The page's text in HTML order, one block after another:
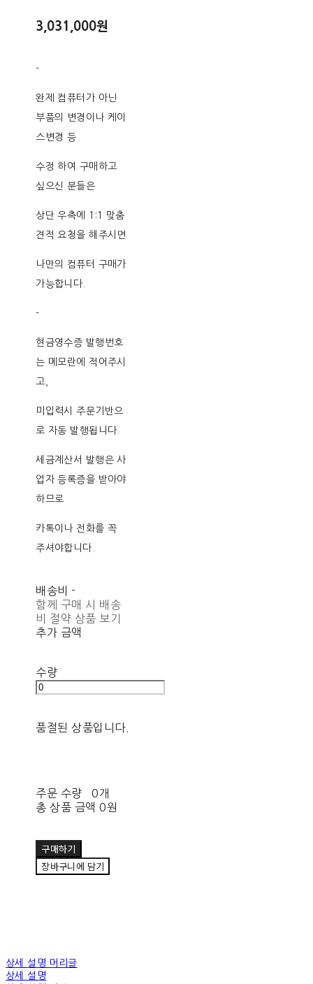
3,031,000원
-
완제 컴퓨터가 아닌
부품의 변경이나 케이
스변경 등
수정 하여 구매하고
싶으신 분들은
상단 우측에 1:1 맞춤
견적 요청을 해주시면
나만의 컴퓨터 구매가
가능합니다.
-
현금영수증 발행번호
는 메모란에 적어주시
고,
미입력시 주문기반으
로 자동 발행됩니다.
세금계산서 발행은 사
업자 등록증을 받아야
하므로
카톡이나 전화를 꼭
주셔야합니다.
배송비 -
함께 구매 시 배송
비 절약 상품 보기
추가 금액
수량
품절된 상품입니다.
주문 수량
0개
총 상품 금액 0원
구매하기
장바구니에 담기
상세 설명 머리글
상세 설명